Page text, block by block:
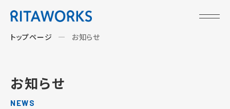
トップページ お知らせ
お知らせ
NEWS